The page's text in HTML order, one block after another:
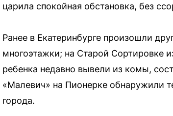
царила спокойная обстановка, без
Ранее в Екатеринбурге произошли
многоэтажки; на Старой Сортировке
ребенка недавно вывели из комы,
«Малевич» на Пионерке обнаружили
города.